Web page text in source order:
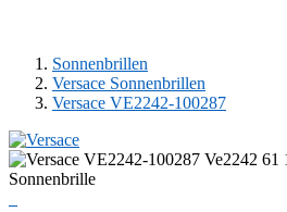
Sonnenbrillen
Versace Sonnenbrillen
Versace VE2242-100287